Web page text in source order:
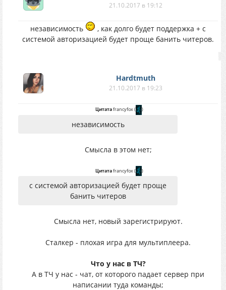
21.10.2017 в 19:12
независимость
, как долго будет поддержка + с
системой авторизацией будет проще банить читеров.
Hardtmuth
21.10.2017 в 19:23
Цитатаfrancyfox( )
независимость
Смысла в этом нет;
Цитатаfrancyfox( )
с системой авторизацией будет проще
банить читеров
Смысла нет, новый зарегистрируют.
Сталкер - плохая игра для мультиплеера.
Что у нас в ТЧ?
А в ТЧ у нас - чат, от которого падает сервер при
написании туда команды;